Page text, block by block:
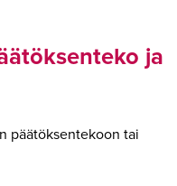
ja
päätöksentekoon tai